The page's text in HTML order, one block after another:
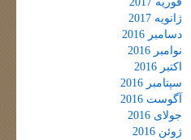
ژانویه 2017
دسامبر 2016
نوامبر 2016
اکتبر 2016
سپتامبر 2016
آگوست 2016
جولای 2016
ژوئن 2016